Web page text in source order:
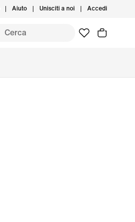
Aiuto Unisciti a noi Accedi